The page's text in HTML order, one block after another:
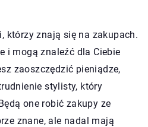
którzy znają się na zakupach.
i mogą znaleźć dla Ciebie
zaoszczędzić pieniądze,
stylisty, który
one robić zakupy ze
znane, ale nadal mają